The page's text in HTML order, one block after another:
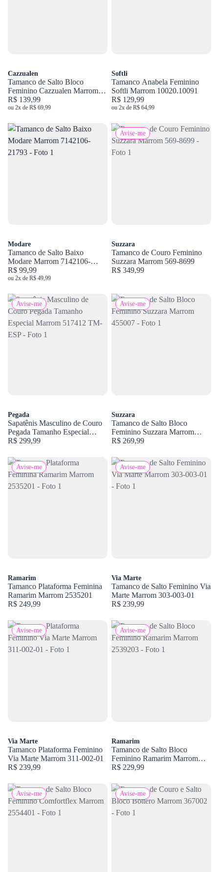
Cazzualen
Tamanco de Salto Bloco
Feminino Cazzualen Marrom
20.961
R$ 139,99
ou 2x de R$ 69,99
Softli
Tamanco Anabela Feminino
Softli Marrom 10020.10091
R$ 129,99
ou 2x de R$ 64,99
Modare
Tamanco de Salto Baixo
Modare Marrom 7142106-
21793
R$ 99,99
ou 2x de R$ 49,99
Avise-me
Suzzara
Tamanco de Couro Feminino
Suzzara Marrom 569-8699
R$ 349,99
Avise-me
Pegada
Sapatênis Masculino de Couro
Pegada Tamanho Especial
Marrom 517412 TM-ESP
R$ 299,99
Avise-me
Suzzara
Tamanco de Salto Bloco
Feminino Suzzara Marrom
455007
R$ 269,99
Avise-me
Ramarim
Tamanco Plataforma Feminina
Ramarim Marrom 2535201
R$ 249,99
Avise-me
Via Marte
Tamanco de Salto Feminino Via
Marte Marrom 303-003-01
R$ 239,99
Avise-me
Via Marte
Tamanco Plataforma Feminino
Via Marte Marrom 311-002-01
R$ 239,99
Avise-me
Ramarim
Tamanco de Salto Bloco
Feminino Ramarim Marrom
2539203
R$ 229,99
Avise-me Avise-me